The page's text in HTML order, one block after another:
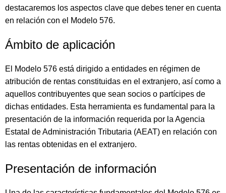
destacaremos los aspectos clave que debes tener en cuenta
en relación con el Modelo 576.
Ámbito de aplicación
El Modelo 576 está dirigido a entidades en régimen de
atribución de rentas constituidas en el extranjero, así como a
aquellos contribuyentes que sean socios o partícipes de
dichas entidades. Esta herramienta es fundamental para la
presentación de la información requerida por la Agencia
Estatal de Administración Tributaria (AEAT) en relación con
las rentas obtenidas en el extranjero.
Presentación de información